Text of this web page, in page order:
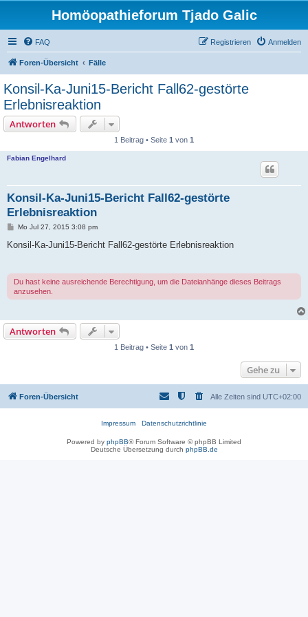
Homöopathieforum Tjado Galic
FAQ Anmelden
Registrieren
Foren-Übersicht Fälle
Konsil-Ka-Juni15-Bericht Fall62-gestörte
Erlebnisreaktion
Antworten
1 Beitrag • Seite 1 von 1
Fabian Engelhard
Konsil-Ka-Juni15-Bericht Fall62-gestörte
Erlebnisreaktion
B
i
g
Mo Jul 27, 2015 3:08 pm
Konsil-Ka-Juni15-Bericht Fall62-gestörte Erlebnisreaktion
Du hast keine ausreichende Berechtigung, um die Dateianhänge dieses Beitrags
anzusehen.
Antworten
1 Beitrag • Seite 1 von 1
Gehe zu
Foren-Übersicht Alle Zeiten sind UTC+02:00
Impressum Datenschutzrichtlinie
Powered by phpBB® Forum Software © phpBB Limited
Deutsche Übersetzung durch phpBB.de